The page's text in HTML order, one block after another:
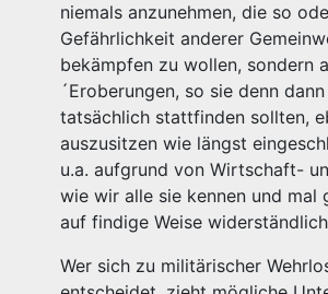
niemals anzunehmen, die so
Gefährlichkeit anderer
bekämpfen zu wollen, sondern
´Eroberungen, so sie denn
tatsächlich stattfinden sollten,
auszusitzen wie längst
u.a. aufgrund von Wirtschaft-
wie wir alle sie kennen und mal
auf findige Weise
Wer sich zu militärischer